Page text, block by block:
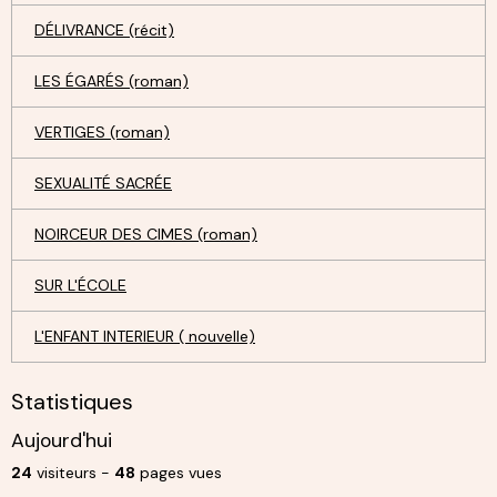
DÉLIVRANCE (récit)
LES ÉGARÉS (roman)
VERTIGES (roman)
SEXUALITÉ SACRÉE
NOIRCEUR DES CIMES (roman)
SUR L'ÉCOLE
L'ENFANT INTERIEUR ( nouvelle)
Statistiques
Aujourd'hui
24 visiteurs - 48 pages vues